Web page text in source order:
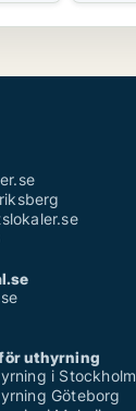
uthyrning
i Stockholm
Göteborg